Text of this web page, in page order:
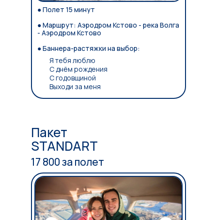
Я тебя люблю
С днём рождения
С годовщиной
Выходи за меня
● Полет 15 минут
● Маршрут: Аэродром Кстово - река Волга
- Аэродром Кстово
● Баннера-растяжки на выбор:
Пакет
STANDART
17 800 за полет